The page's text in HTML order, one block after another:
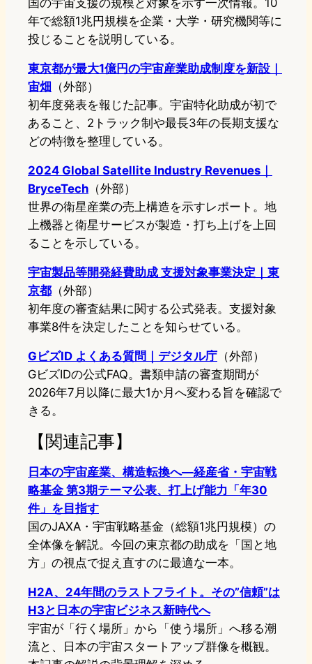
国の宇宙支援の規模と対象を示す一次情報。10
年で総額1兆円規模を企業・大学・研究機関等に
投じることを説明している。
東京都が最大1億円の宇宙産業助成制度を新設｜
宙畑 （外部）
初年度発表を報じた記事。宇宙特化助成が初で
あること、2トラック制や最長3年の長期支援な
どの特徴を整理している。
2024 Global Satellite Industry Revenues｜
BryceTech （外部）
世界の衛星産業の売上構造を示すレポート。地
上機器と衛星サービスが製造・打ち上げを上回
ることを示している。
宇宙製品等開発経費助成 支援対象事業決定｜東
京都 （外部）
初年度の審査結果に関する公式発表。支援対象
事業8件を決定したことを知らせている。
GビズID よくある質問｜デジタル庁 （外部）
GビズIDの公式FAQ。書類申請の審査期間が
2026年7月以降に最大1か月へ変わる旨を確認で
きる。
【関連記事】
日本の宇宙産業、構造転換へ—経産省・宇宙戦
略基金 第3期テーマ公表、打上げ能力「年30
件」を目指す
国のJAXA・宇宙戦略基金（総額1兆円規模）の
全体像を解説。今回の東京都の助成を「国と地
方」の視点で捉え直すのに最適な一本。
H2A、24年間のラストフライト。その”信頼”は
H3と日本の宇宙ビジネス新時代へ
宇宙が「行く場所」から「使う場所」へ移る潮
流と、日本の宇宙スタートアップ群像を概観。